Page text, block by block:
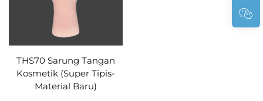
THS70 Sarung Tangan
Kosmetik (Super Tipis-
Material Baru)